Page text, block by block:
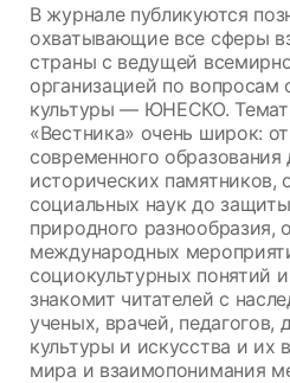
В журнале публикуются
охватывающие все сферы
страны с ведущей
организацией по вопросам
культуры — ЮНЕСКО.
«Вестника» очень широк:
современного образования
исторических памятников,
социальных наук до
природного разнообразия,
международных
социокультурных понятий
знакомит читателей с
ученых, врачей, педагогов,
культуры и искусства и их
мира и взаимопонимания